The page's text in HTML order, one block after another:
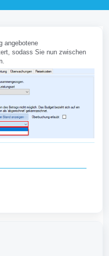
angebotene
sodass Sie nun zwischen